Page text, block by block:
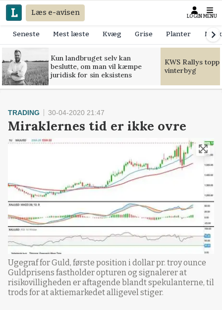
Læs e-avisen LOGIN MENU
Seneste Mest læste Kvæg Grise Planter
Kun landbruget selv kan
beslutte, om man vil kæmpe
juridisk for sin eksistens
KWS Rallys
vinterbyg
TRADING 30-04-2020 21:47
Miraklernes tid er ikke ovre
Ugegraf for Guld, første position i dollar pr. troy ounce
Guldprisens fastholder opturen og signalerer at
risikovilligheden er aftagende blandt spekulanterne, til
trods for at aktiemarkedet alligevel stiger.